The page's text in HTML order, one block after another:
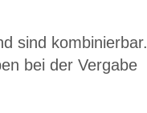
sind kombinierbar.
bei der Vergabe